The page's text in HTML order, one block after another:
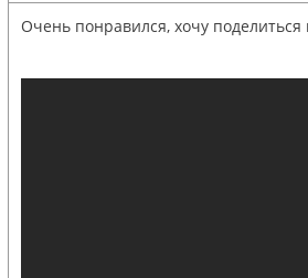
Очень понравился, хочу